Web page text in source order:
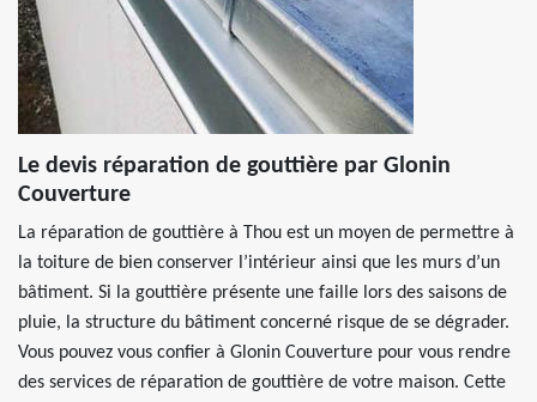
Le devis réparation de gouttière par Glonin
Couverture
La réparation de gouttière à Thou est un moyen de permettre à
la toiture de bien conserver l’intérieur ainsi que les murs d’un
bâtiment. Si la gouttière présente une faille lors des saisons de
pluie, la structure du bâtiment concerné risque de se dégrader.
Vous pouvez vous confier à Glonin Couverture pour vous rendre
des services de réparation de gouttière de votre maison. Cette